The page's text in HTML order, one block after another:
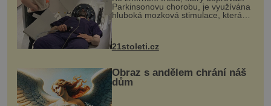
Parkinsonovu chorobu, je využívána
hluboká mozková stimulace, která
však vyžaduje vysoce invazivní
k dostatečně přesnému zacílení ...
21stoleti.cz
Obraz s andělem chrání náš
dům